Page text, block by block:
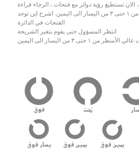
تستطيع رؤية دوائر مع فتحات ، الرجاء قراءة
الأسطر بصوت عالي من ١ حتى ٣ من اليسار الى اليمين. اشرح اين توجد
الفتحات في الدائرة
انتظر المسؤول حتى يقوم بتغير الشريحة
من ١ حتى ٣ من اليسار الى اليمين